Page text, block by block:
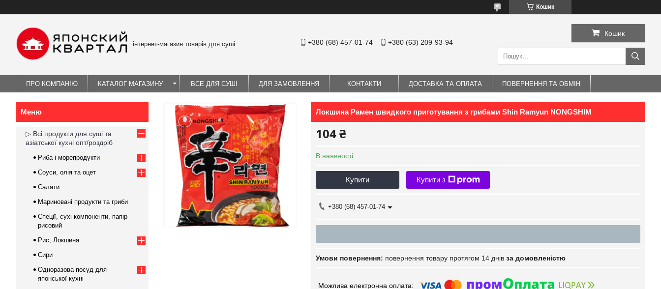
Кошик
інтернет-магазин товарів для суші +380 (68) 457-01-74 +380 (63) 209-93-94
Кошик
ПРО КОМПАНІЮ КАТАЛОГ МАГАЗИНУ ВСЕ ДЛЯ СУШІ ДЛЯ ЗАМОВЛЕННЯ КОНТАКТИ ДОСТАВКА ТА ОПЛАТА ПОВЕРНЕННЯ ТА ОБМІН
Локшина Рамен швидкого приготування з грибами Shin Ramyun NONGSHIM
104 ₴
В наявності
Купити Купити з
+380 (68) 457-01-74
повернення товару протягом 14 днів за домовленістю
▷ Всі продукти для суші та
азіатської кухні опт/роздріб
Риба і морепродукти
Соуси, олія та оцет
Салати
Мариновані продукти та гриби
Спеції, сухі компоненти, папір
рисовий
Рис, Локшина
Сири
Одноразова посуд для
японської кухні